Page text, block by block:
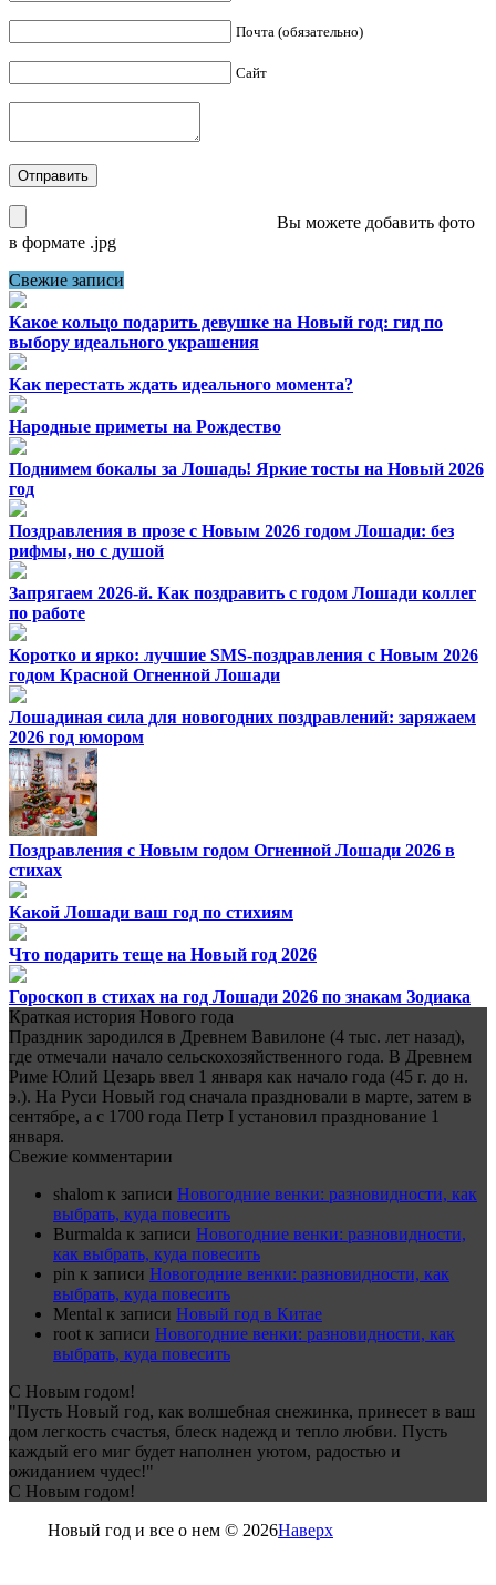
Почта (обязательно)
Сайт
Вы можете добавить фото
в формате .jpg
Свежие записи
Какое кольцо подарить девушке на Новый год: гид по
выбору идеального украшения
Как перестать ждать идеального момента?
Народные приметы на Рождество
Поднимем бокалы за Лошадь! Яркие тосты на Новый 2026
год
Поздравления в прозе с Новым 2026 годом Лошади: без
рифмы, но с душой
Запрягаем 2026-й. Как поздравить с годом Лошади коллег
по работе
Коротко и ярко: лучшие SMS-поздравления с Новым 2026
годом Красной Огненной Лошади
Лошадиная сила для новогодних поздравлений: заряжаем
2026 год юмором
Поздравления с Новым годом Огненной Лошади 2026 в
стихах
Какой Лошади ваш год по стихиям
Что подарить теще на Новый год 2026
Гороскоп в стихах на год Лошади 2026 по знакам Зодиака
Краткая история Нового года
Праздник зародился в Древнем Вавилоне (4 тыс. лет назад),
где отмечали начало сельскохозяйственного года. В Древнем
Риме Юлий Цезарь ввел 1 января как начало года (45 г. до н.
э.). На Руси Новый год сначала праздновали в марте, затем в
сентябре, а с 1700 года Петр I установил празднование 1
января.
Свежие комментарии
shalom к записи Новогодние венки: разновидности, как
выбрать, куда повесить
Burmalda к записи Новогодние венки: разновидности,
как выбрать, куда повесить
pin к записи Новогодние венки: разновидности, как
выбрать, куда повесить
Mental к записи Новый год в Китае
root к записи Новогодние венки: разновидности, как
выбрать, куда повесить
С Новым годом!
"Пусть Новый год, как волшебная снежинка, принесет в ваш
дом легкость счастья, блеск надежд и тепло любви. Пусть
каждый его миг будет наполнен уютом, радостью и
ожиданием чудес!"
С Новым годом!
Новый год и все о нем © 2026Наверх